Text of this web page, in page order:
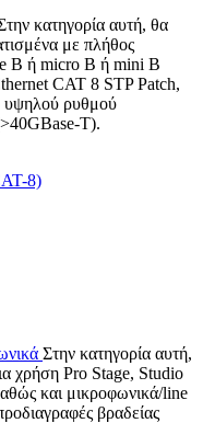
κατηγορία αυτή, θα
με πλήθος
B ή micro B ή mini B
CAT 8 STP Patch,
υψηλού ρυθμού
T).
8)
Στην κατηγορία αυτή,
χρήση Pro Stage, Studio
και μικροφωνικά/line
βραδείας